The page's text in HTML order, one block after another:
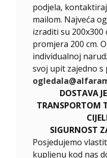
podjela,
mailom. Najveća
izraditi su
promjera 200 cm.
individualnoj
svoj upit zajedno
DOSTAVA
TRANSPORTOM
SIGURNOST
Posjedujemo
kupljenu kod nas